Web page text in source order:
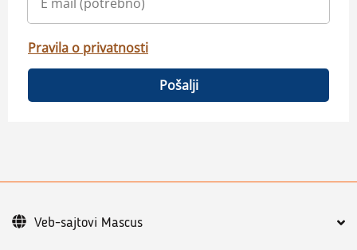
Pravila o privatnosti
Pošalji
Veb-sajtovi Mascus